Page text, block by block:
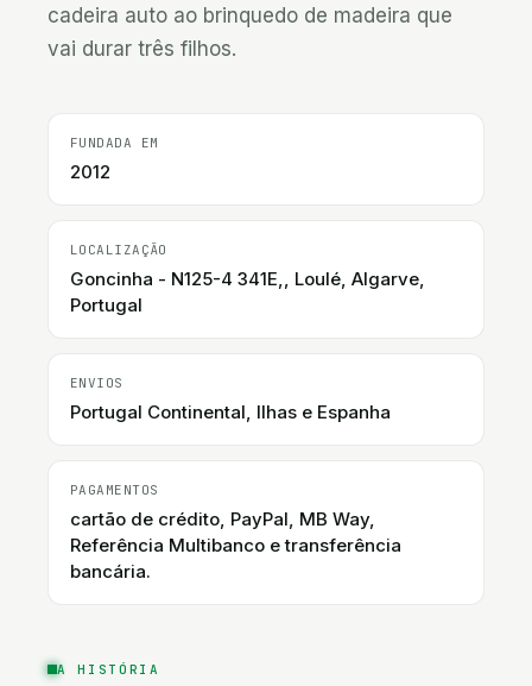
cadeira auto ao brinquedo de madeira que
vai durar três filhos.
FUNDADA EM
2012
LOCALIZAÇÃO
Goncinha - N125-4 341E,, Loulé, Algarve,
Portugal
ENVIOS
Portugal Continental, Ilhas e Espanha
PAGAMENTOS
cartão de crédito, PayPal, MB Way,
Referência Multibanco e transferência
bancária.
A HISTÓRIA